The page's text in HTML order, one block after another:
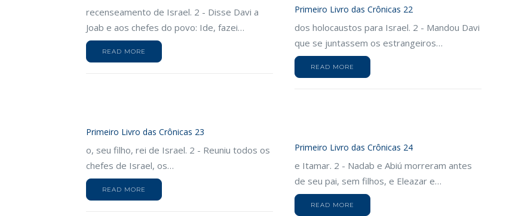
recenseamento de Israel. 2 - Disse Davi a
Joab e aos chefes do povo: Ide, fazei…
READ MORE
Primeiro Livro das Crônicas 22
dos holocaustos para Israel. 2 - Mandou Davi
que se juntassem os estrangeiros…
READ MORE
Primeiro Livro das Crônicas 23
o, seu filho, rei de Israel. 2 - Reuniu todos os
chefes de Israel, os…
READ MORE
Primeiro Livro das Crônicas 24
e Itamar. 2 - Nadab e Abiú morreram antes
de seu pai, sem filhos, e Eleazar e…
READ MORE